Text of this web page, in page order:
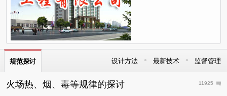
规范探讨 设计方法 • 最新技术 • 监督管理
火场热、烟、毒等规律的探讨 11925